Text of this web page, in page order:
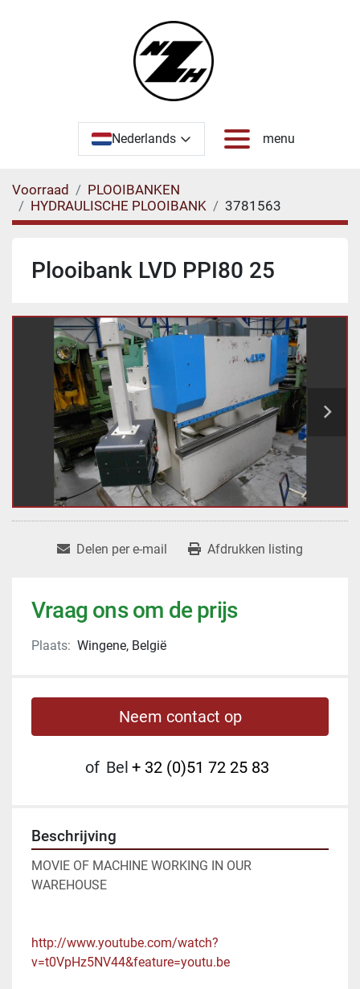
Nederlands menu
Voorraad
PLOOIBANKEN
HYDRAULISCHE PLOOIBANK
3781563
Plooibank LVD PPI80 25
Delen per e-mail Afdrukken listing
Vraag ons om de prijs
Plaats: Wingene, België
Neem contact op
of Bel + 32 (0)51 72 25 83
Beschrijving
MOVIE OF MACHINE WORKING IN OUR
WAREHOUSE
http://www.youtube.com/watch?
v=t0VpHz5NV44&feature=youtu.be